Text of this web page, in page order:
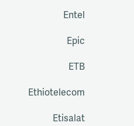
Entel
Epic
ETB
Ethiotelecom
Etisalat